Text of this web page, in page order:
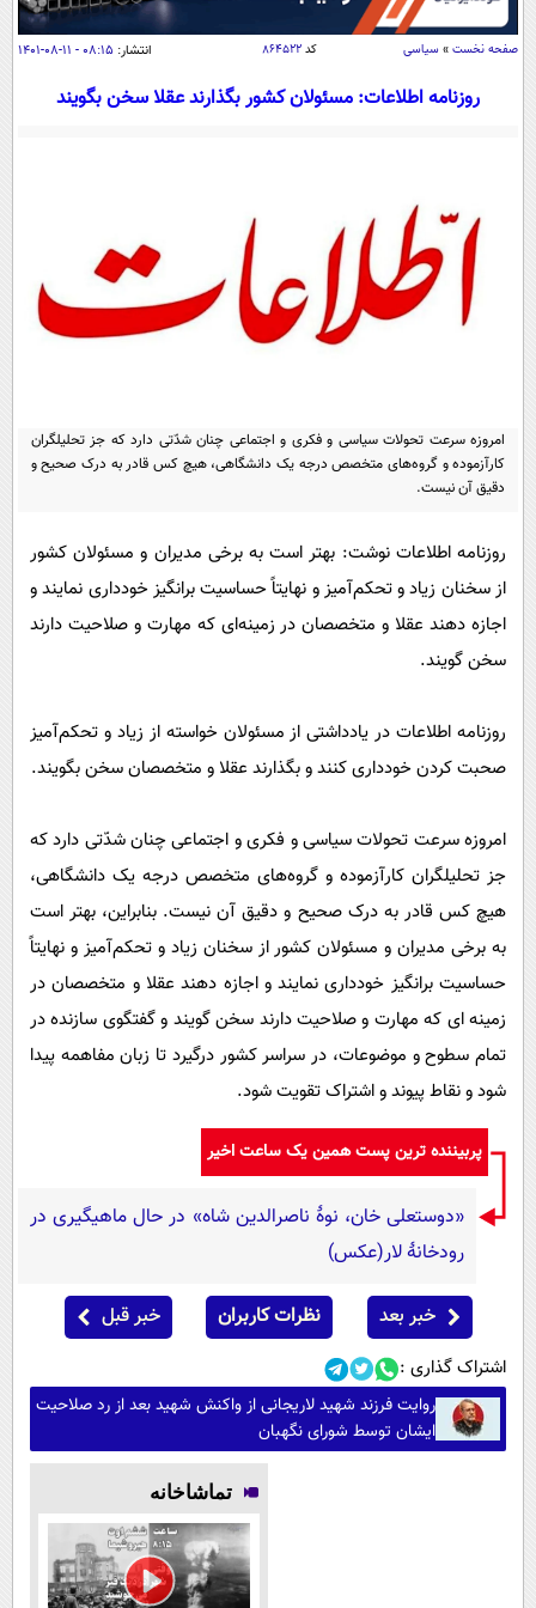
اقتصاد
اقتصادی
جامعه
سلامت
یک برش دانایی
محیط زیست
سفر و تفریح
فرهنگ و هنر
علم و دانش
فناوری و It
علمی
قرآن
گوناگون
مجله تصویری سلاح
ورزش
سرگرمی
فناوری
گوناگون
محیط زیست
سلامت
اجتماعی
حیات وحش
سیاست خارجی
خواندنی ها و دیدنی ها
روانشناسی
آشپزی
آموزش زبان
صفحه نخست » سیاسی کد۸۶۴۵۲۲ انتشار: ۰۸:۱۵ - ۱۱-۰۸-۱۴۰۱
روزنامه اطلاعات: مسئولان کشور بگذارند عقلا سخن بگویند
امروزه سرعت تحولات سیاسی و فکری و اجتماعی چنان شدّتی دارد که جز تحلیلگران
کارآزموده و گروه‌های متخصص درجه یک دانشگاهی، هیچ کس قادر به درک صحیح و
دقیق آن نیست.
روزنامه اطلاعات نوشت: بهتر است به برخی مدیران و مسئولان کشور
از سخنان زیاد و تحکم‌آمیز و نهایتاً حساسیت برانگیز خودداری نمایند و
اجازه دهند عقلا و متخصصان در زمینه‌ای که مهارت و صلاحیت دارند
سخن گویند.
روزنامه اطلاعات در یادداشتی از مسئولان خواسته از زیاد و تحکم‌آمیز
صحبت کردن خودداری کنند و بگذارند عقلا و متخصصان سخن بگویند.
امروزه سرعت تحولات سیاسی و فکری و اجتماعی چنان شدّتی دارد که
جز تحلیلگران کارآزموده و گروه‌های متخصص درجه یک دانشگاهی،
هیچ کس قادر به درک صحیح و دقیق آن نیست. بنابراین، بهتر است
به برخی مدیران و مسئولان کشور از سخنان زیاد و تحکم‌آمیز و نهایتاً
حساسیت برانگیز خودداری نمایند و اجازه دهند عقلا و متخصصان در
زمینه ای که مهارت و صلاحیت دارند سخن گویند و گفتگوی سازنده در
تمام سطوح و موضوعات، در سراسر کشور درگیرد تا زبان مفاهمه پیدا
شود و نقاط پیوند و اشتراک تقویت شود.
پربیننده ترین پست همین یک ساعت اخیر
«دوستعلی خان، نوۀ ناصرالدین شاه» در حال ماهیگیری در
رودخانۀ لار(عکس)
خبر بعد نظرات کاربران خبر قبل
اشتراک گذاری :
روایت فرزند شهید لاریجانی از واکنش شهید بعد از رد صلاحیت
ایشان توسط شورای نگهبان
تماشاخانه